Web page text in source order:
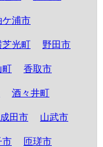
ケ浦市
芝光町 野田市
町 香取市
酒々井町
成田市 山武市
市 匝瑳市